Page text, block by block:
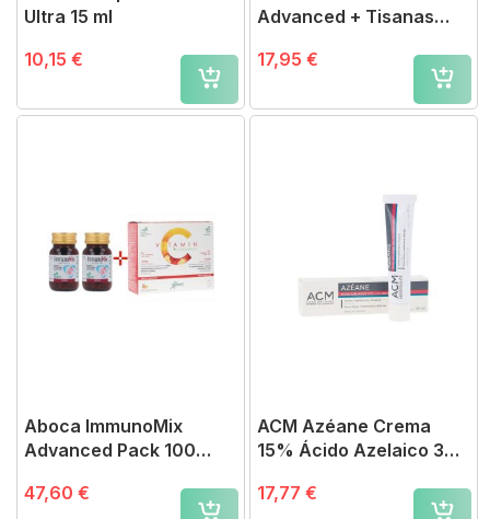
Ultra 15 ml
10,15 €
Advanced + Tisanas
17,95 €
Aboca ImmunoMix
Advanced Pack 100
sobres
47,60 €
ACM Azéane Crema
15% Ácido Azelaico 30
17,77 €